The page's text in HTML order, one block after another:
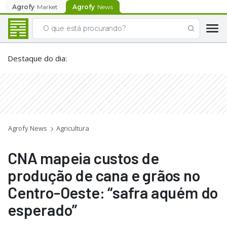
Agrofy Market Agrofy News
Destaque do dia:
Agrofy News Agricultura
CNA mapeia custos de
produção de cana e grãos no
Centro-Oeste: “safra aquém do
esperado”